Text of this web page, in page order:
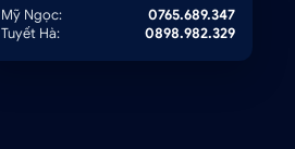
Mỹ Ngọc:
0765.689.347
Tuyết Hà:
0898.982.329